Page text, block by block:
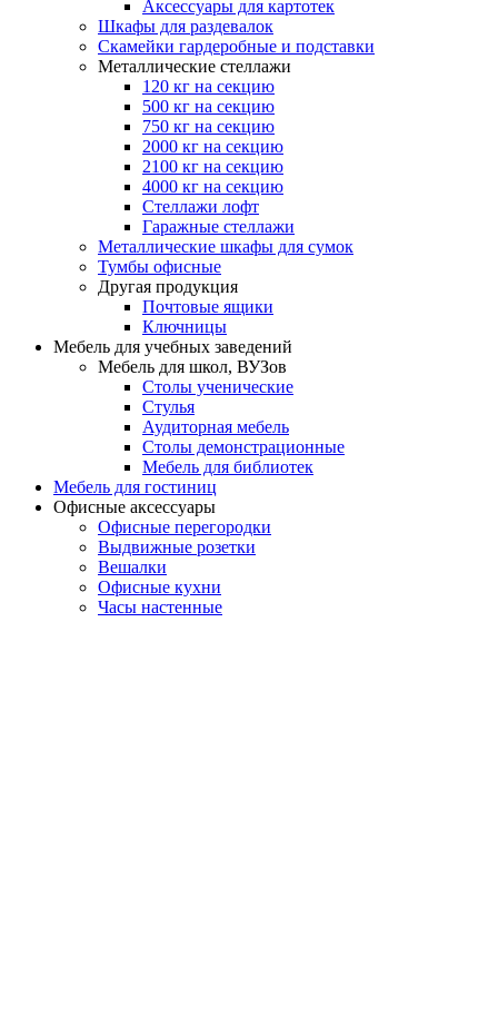
Аксессуары для картотек
Шкафы для раздевалок
Скамейки гардеробные и подставки
Металлические стеллажи
120 кг на секцию
500 кг на секцию
750 кг на секцию
2000 кг на секцию
2100 кг на секцию
4000 кг на секцию
Стеллажи лофт
Гаражные стеллажи
Металлические шкафы для сумок
Тумбы офисные
Другая продукция
Почтовые ящики
Ключницы
Мебель для учебных заведений
Мебель для школ, ВУЗов
Столы ученические
Стулья
Аудиторная мебель
Столы демонстрационные
Мебель для библиотек
Мебель для гостиниц
Офисные аксессуары
Офисные перегородки
Выдвижные розетки
Вешалки
Офисные кухни
Часы настенные